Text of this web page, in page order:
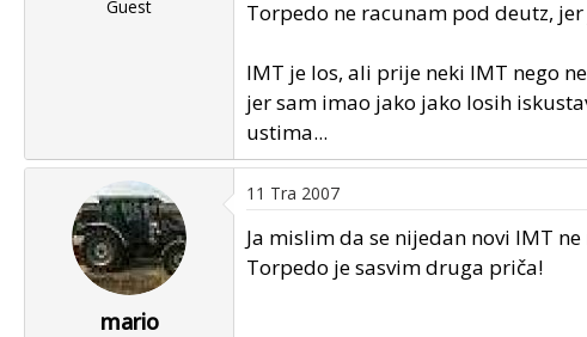
Guest Torpedo ne racunam pod deutz,
IMT je los, ali prije neki IMT nego
jer sam imao jako jako losih
ustima...
mario
11 Tra 2007
Ja mislim da se nijedan novi IMT
Torpedo je sasvim druga priča!